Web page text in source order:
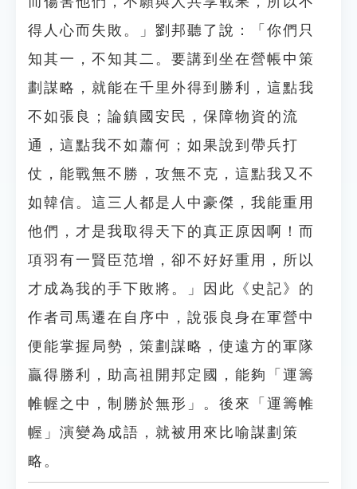
得人心而失敗。」劉邦聽了說：「你們只
知其一，不知其二。要講到坐在營帳中策
劃謀略，就能在千里外得到勝利，這點我
不如張良；論鎮國安民，保障物資的流
通，這點我不如蕭何；如果說到帶兵打
仗，能戰無不勝，攻無不克，這點我又不
如韓信。這三人都是人中豪傑，我能重用
他們，才是我取得天下的真正原因啊！而
項羽有一賢臣范增，卻不好好重用，所以
才成為我的手下敗將。」因此《史記》的
作者司馬遷在自序中，說張良身在軍營中
便能掌握局勢，策劃謀略，使遠方的軍隊
贏得勝利，助高祖開邦定國，能夠「運籌
帷幄之中，制勝於無形」。後來「運籌帷
幄」演變為成語，就被用來比喻謀劃策
略。